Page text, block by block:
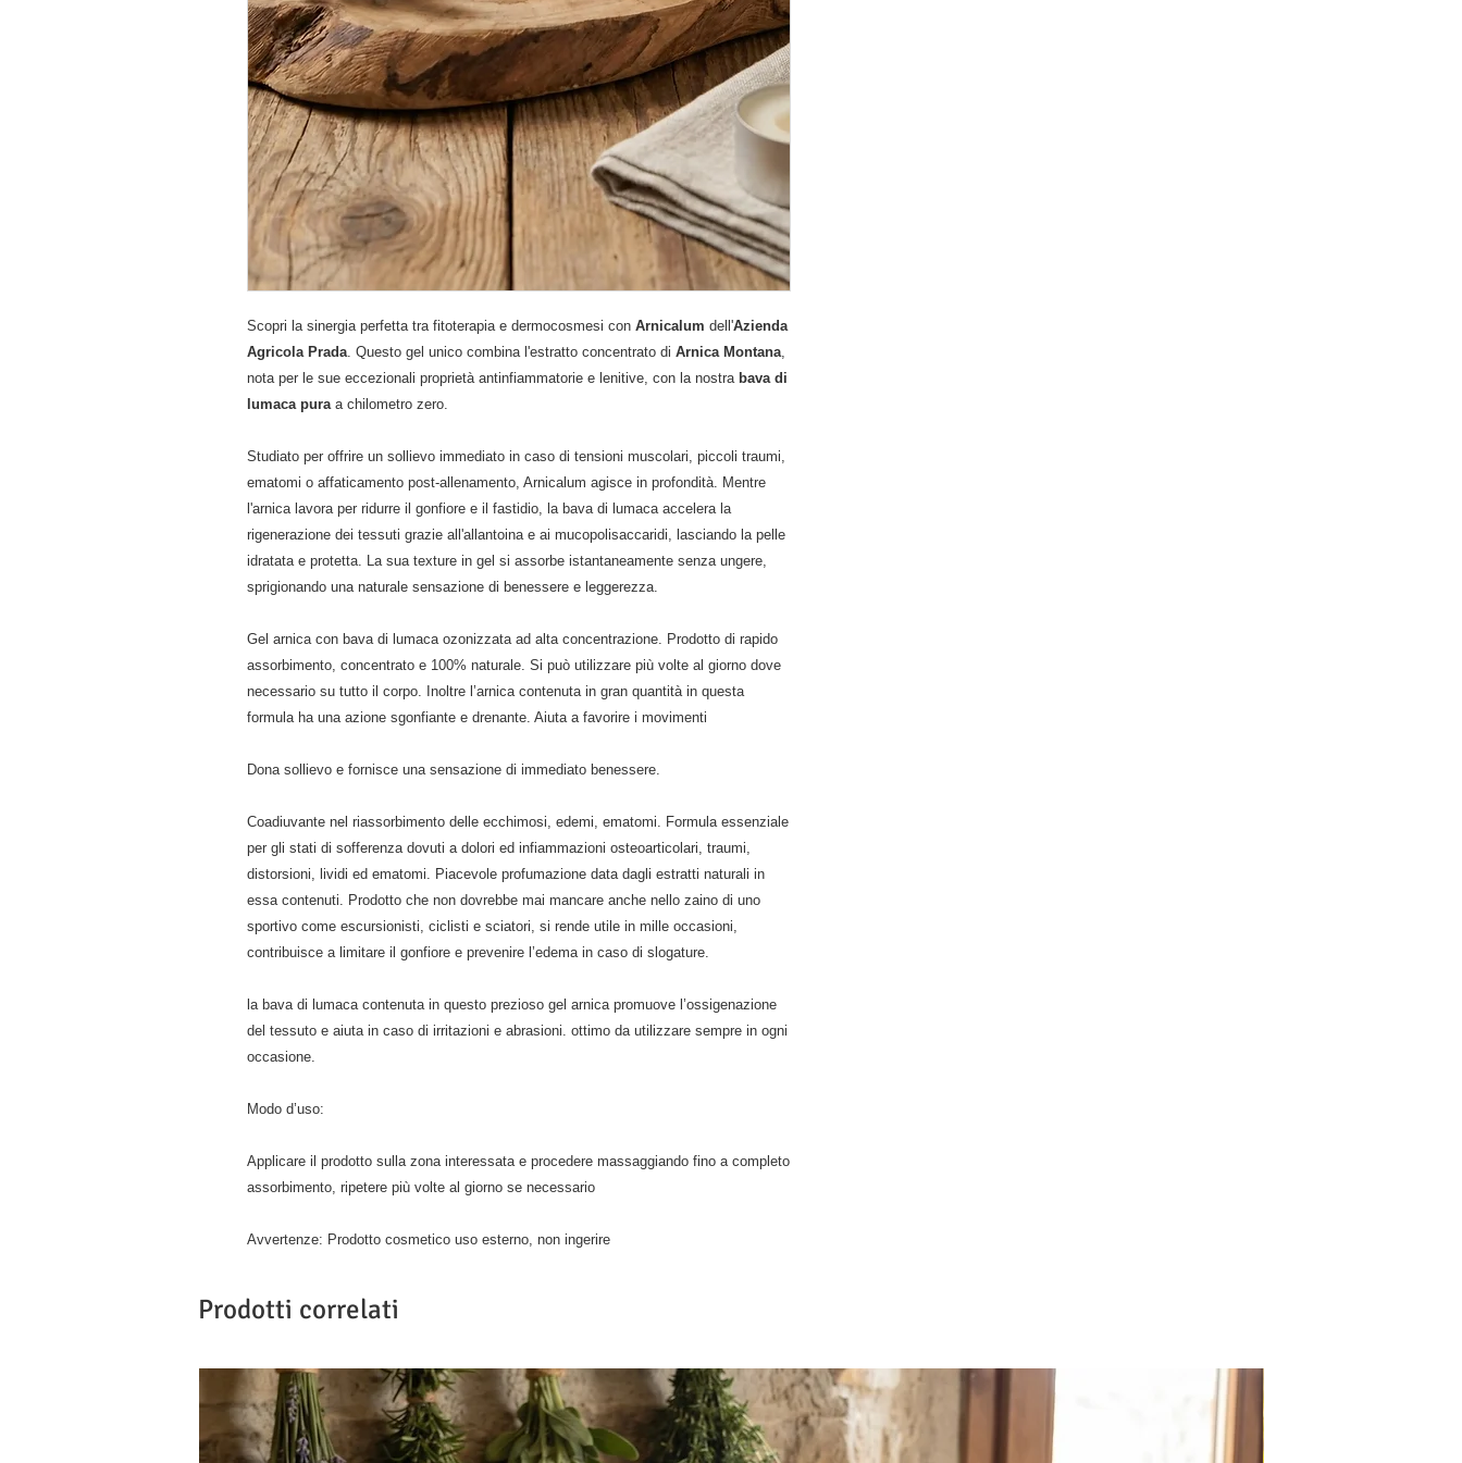
Scopri la sinergia perfetta tra fitoterapia e dermocosmesi con Arnicalum dell'Azienda
Agricola Prada. Questo gel unico combina l'estratto concentrato di Arnica Montana,
nota per le sue eccezionali proprietà antinfiammatorie e lenitive, con la nostra bava di
lumaca puraa chilometro zero.
Studiato per offrire un sollievo immediato in caso di tensioni muscolari, piccoli traumi,
ematomi o affaticamento post-allenamento, Arnicalum agisce in profondità. Mentre
l'arnica lavora per ridurre il gonfiore e il fastidio, la bava di lumaca accelera la
rigenerazione dei tessuti grazie all'allantoina e ai mucopolisaccaridi, lasciando la pelle
idratata e protetta. La sua texture in gel si assorbe istantaneamente senza ungere,
sprigionando una naturale sensazione di benessere e leggerezza.
Gel arnica con bava di lumaca ozonizzata ad alta concentrazione. Prodotto di rapido
assorbimento, concentrato e 100% naturale. Si può utilizzare più volte al giorno dove
necessario su tutto il corpo. Inoltre l’arnica contenuta in gran quantità in questa
formula ha una azione sgonfiante e drenante. Aiuta a favorire i movimenti
Dona sollievo e fornisce una sensazione di immediato benessere.
Coadiuvante nel riassorbimento delle ecchimosi, edemi, ematomi. Formula essenziale
per gli stati di sofferenza dovuti a dolori ed infiammazioni osteoarticolari, traumi,
distorsioni, lividi ed ematomi. Piacevole profumazione data dagli estratti naturali in
essa contenuti. Prodotto che non dovrebbe mai mancare anche nello zaino di uno
sportivo come escursionisti, ciclisti e sciatori, si rende utile in mille occasioni,
contribuisce a limitare il gonfiore e prevenire l’edema in caso di slogature.
la bava di lumaca contenuta in questo prezioso gel arnica promuove l’ossigenazione
del tessuto e aiuta in caso di irritazioni e abrasioni. ottimo da utilizzare sempre in ogni
occasione.
Modo d’uso:
Applicare il prodotto sulla zona interessata e procedere massaggiando fino a completo
assorbimento, ripetere più volte al giorno se necessario
Avvertenze: Prodotto cosmetico uso esterno, non ingerire
Prodotti correlati